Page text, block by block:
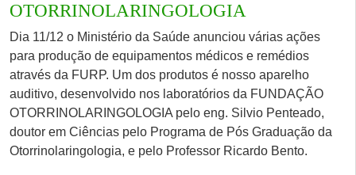
OTORRINOLARINGOLOGIA
Dia 11/12 o Ministério da Saúde anunciou várias ações
para produção de equipamentos médicos e remédios
através da FURP. Um dos produtos é nosso aparelho
auditivo, desenvolvido nos laboratórios da FUNDAÇÃO
OTORRINOLARINGOLOGIA pelo eng. Silvio Penteado,
doutor em Ciências pelo Programa de Pós Graduação da
Otorrinolaringologia, e pelo Professor Ricardo Bento.